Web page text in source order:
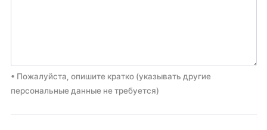
• Пожалуйста, опишите кратко (указывать другие
персональные данные не требуется)